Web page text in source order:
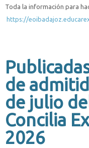
Toda la información para
https://
de
de julio
Concilia
2026